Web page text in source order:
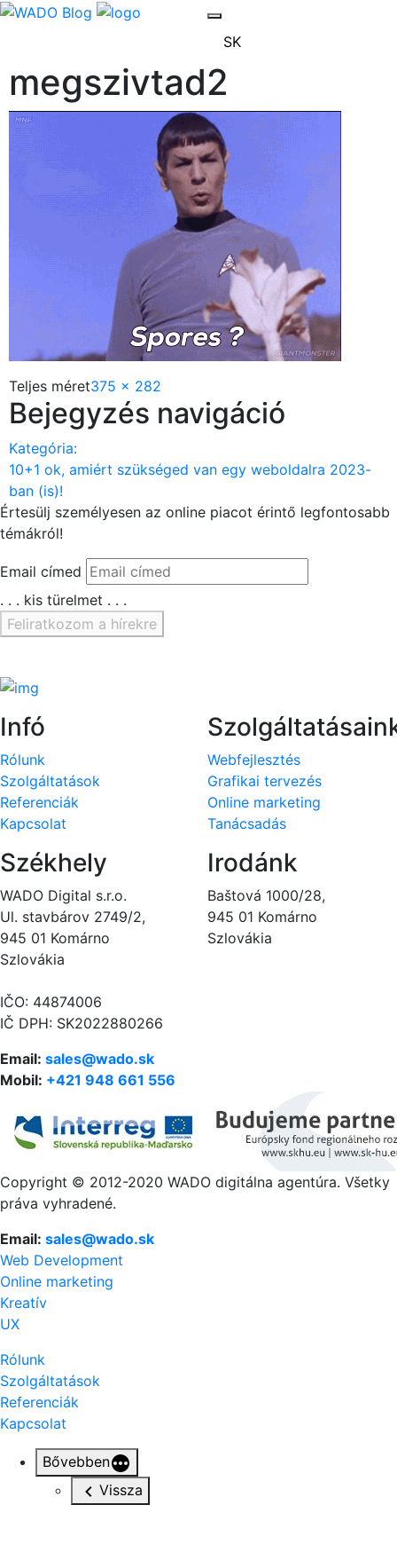
SK
megszivtad2
Teljes méret375 × 282
Bejegyzés navigáció
Kategória:
10+1 ok, amiért szükséged van egy weboldalra 2023-
ban (is)!
Értesülj személyesen az online piacot érintő legfontosabb
témákról!
Email címed
. . . kis türelmet . . .
Feliratkozom a hírekre
Infó
Rólunk
Szolgáltatások
Referenciák
Kapcsolat
Webfejlesztés
Grafikai tervezés
Online marketing
Tanácsadás
Székhely
WADO Digital s.r.o.
Ul. stavbárov 2749/2,
945 01 Komárno
Szlovákia
IČO: 44874006
IČ DPH: SK2022880266
Irodánk
Baštová 1000/28,
945 01 Komárno
Szlovákia
Email: sales@wado.sk
Mobil: +421 948 661 556
Copyright © 2012-2020 WADO digitálna agentúra. Všetky
práva vyhradené.
Email: sales@wado.sk
Web Development
Online marketing
Kreatív
UX
Rólunk
Szolgáltatások
Referenciák
Kapcsolat
Bővebben
Vissza